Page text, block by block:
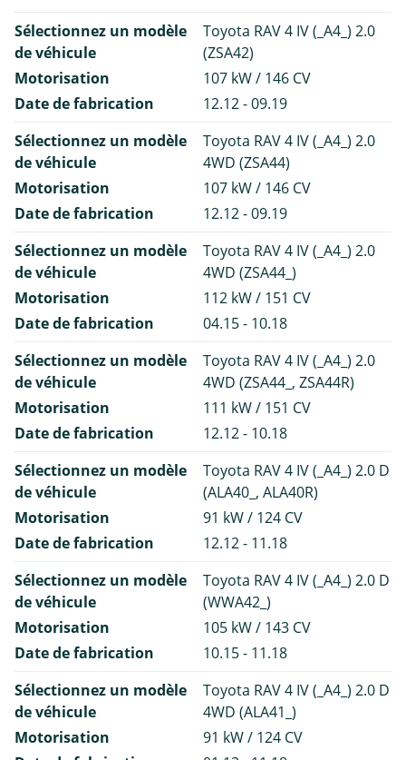
Sélectionnez un modèle
de véhicule
Toyota RAV 4 IV (_A4_) 2.0
(ZSA42)
Motorisation
107 kW / 146 CV
Date de fabrication
12.12 - 09.19
Sélectionnez un modèle
de véhicule
Toyota RAV 4 IV (_A4_) 2.0
4WD (ZSA44)
Motorisation
107 kW / 146 CV
Date de fabrication
12.12 - 09.19
Sélectionnez un modèle
de véhicule
Toyota RAV 4 IV (_A4_) 2.0
4WD (ZSA44_)
Motorisation
112 kW / 151 CV
Date de fabrication
04.15 - 10.18
Sélectionnez un modèle
de véhicule
Toyota RAV 4 IV (_A4_) 2.0
4WD (ZSA44_, ZSA44R)
Motorisation
111 kW / 151 CV
Date de fabrication
12.12 - 10.18
Sélectionnez un modèle
de véhicule
Toyota RAV 4 IV (_A4_) 2.0 D
(ALA40_, ALA40R)
Motorisation
91 kW / 124 CV
Date de fabrication
12.12 - 11.18
Sélectionnez un modèle
de véhicule
Toyota RAV 4 IV (_A4_) 2.0 D
(WWA42_)
Motorisation
105 kW / 143 CV
Date de fabrication
10.15 - 11.18
Sélectionnez un modèle
de véhicule
Toyota RAV 4 IV (_A4_) 2.0 D
4WD (ALA41_)
Motorisation
91 kW / 124 CV